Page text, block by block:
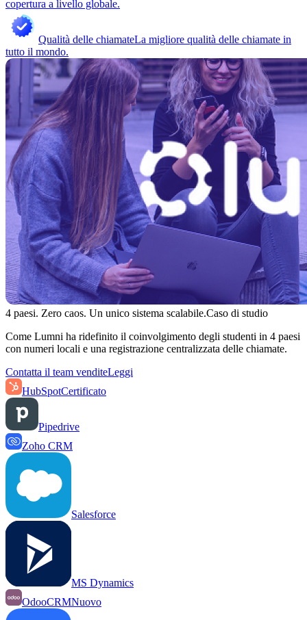
copertura a livello globale.
Qualità delle chiamateLa migliore qualità delle chiamate in
tutto il mondo.
4 paesi. Zero caos. Un unico sistema scalabile.Caso di studio
Come Lumni ha ridefinito il coinvolgimento degli studenti in 4 paesi
con numeri locali e una registrazione centralizzata delle chiamate.
Contatta il team venditeLeggi
HubSpotCertificato
Pipedrive
Zoho CRM
Salesforce
MS Dynamics
OdooCRMNuovo